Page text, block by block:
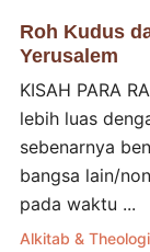
Roh Kudus
Yerusalem
KISAH PARA
lebih luas
sebenarnya
bangsa lain/
pada waktu ...
Alkitab & Theologi